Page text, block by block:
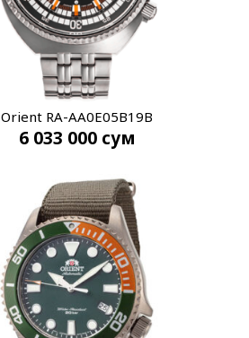
Orient RA-AA0E05B19B
6 033 000 сум